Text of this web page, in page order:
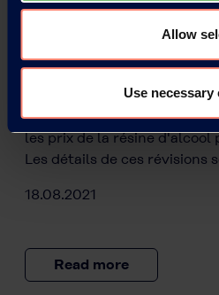
Allow
Use
Kuraray annonce sa
les prix de la résine d'alcool
Les détails de ces révisions
18.08.2021
Read more